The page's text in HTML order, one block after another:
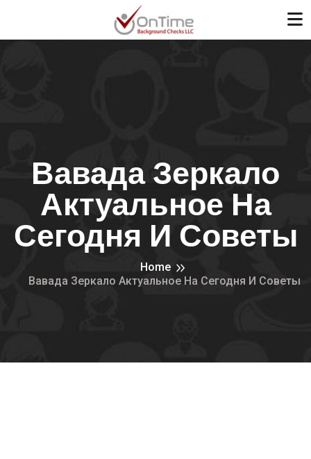
Вавада Зеркало
Актуальное На
Сегодня И Советы
Home
Вавада Зеркало Актуальное На Сегодня И Советы